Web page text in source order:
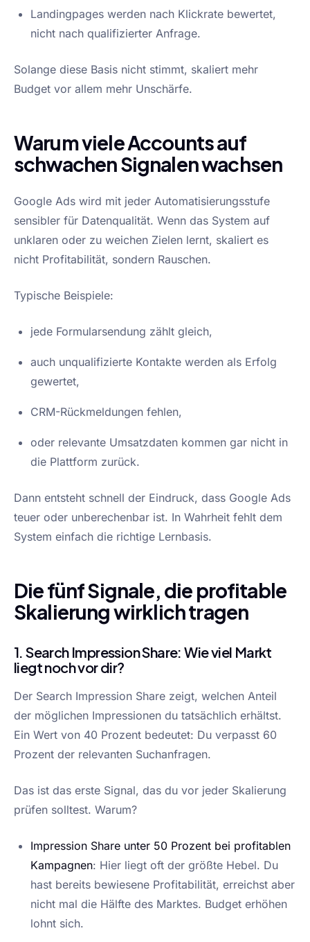
Landingpages werden nach Klickrate bewertet,
nicht nach qualifizierter Anfrage.
Solange diese Basis nicht stimmt, skaliert mehr
Budget vor allem mehr Unschärfe.
Warum viele Accounts auf
schwachen Signalen wachsen
Google Ads wird mit jeder Automatisierungsstufe
sensibler für Datenqualität. Wenn das System auf
unklaren oder zu weichen Zielen lernt, skaliert es
nicht Profitabilität, sondern Rauschen.
Typische Beispiele:
jede Formularsendung zählt gleich,
auch unqualifizierte Kontakte werden als Erfolg
gewertet,
CRM-Rückmeldungen fehlen,
oder relevante Umsatzdaten kommen gar nicht in
die Plattform zurück.
Dann entsteht schnell der Eindruck, dass Google Ads
teuer oder unberechenbar ist. In Wahrheit fehlt dem
System einfach die richtige Lernbasis.
Die fünf Signale, die profitable
Skalierung wirklich tragen
1. Search Impression Share: Wie viel Markt
liegt noch vor dir?
Der Search Impression Share zeigt, welchen Anteil
der möglichen Impressionen du tatsächlich erhältst.
Ein Wert von 40 Prozent bedeutet: Du verpasst 60
Prozent der relevanten Suchanfragen.
Das ist das erste Signal, das du vor jeder Skalierung
prüfen solltest. Warum?
Impression Share unter 50 Prozent bei profitablen
Kampagnen: Hier liegt oft der größte Hebel. Du
hast bereits bewiesene Profitabilität, erreichst aber
nicht mal die Hälfte des Marktes. Budget erhöhen
lohnt sich.